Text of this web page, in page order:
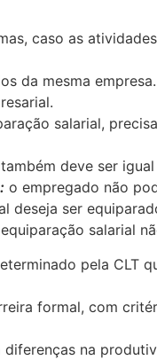
caso as
da mesma
salarial,
deve ser
o empregado não
deseja ser
salarial
pela CLT
formal, com
na